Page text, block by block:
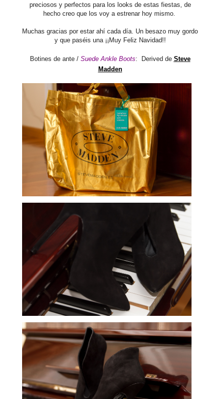
preciosos y perfectos para los looks de estas fiestas, de
hecho creo que los voy a estrenar hoy mismo.
Muchas gracias por estar ahí cada día. Un besazo muy gordo
y que paséis una ¡¡Muy Feliz Navidad!!
Botines de ante / Suede Ankle Boots: Derived de Steve
Madden